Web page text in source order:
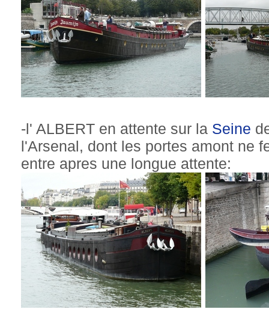
-l' ALBERT en attente sur la Seine
l'Arsenal, dont les portes amont ne
entre apres une longue attente: